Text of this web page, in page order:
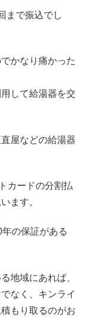
まで振込でし
かなり痛かった
して給湯器を交
屋などの給湯器
カードの分割払
ます。
の保証がある
地域にあれば、
なく、キンライ
もり取るのがお